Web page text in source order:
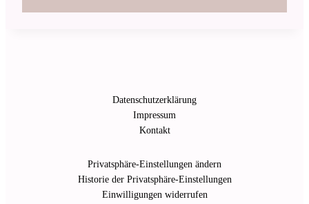
Datenschutzerklärung
Impressum
Kontakt
Privatsphäre-Einstellungen ändern
Historie der Privatsphäre-Einstellungen
Einwilligungen widerrufen